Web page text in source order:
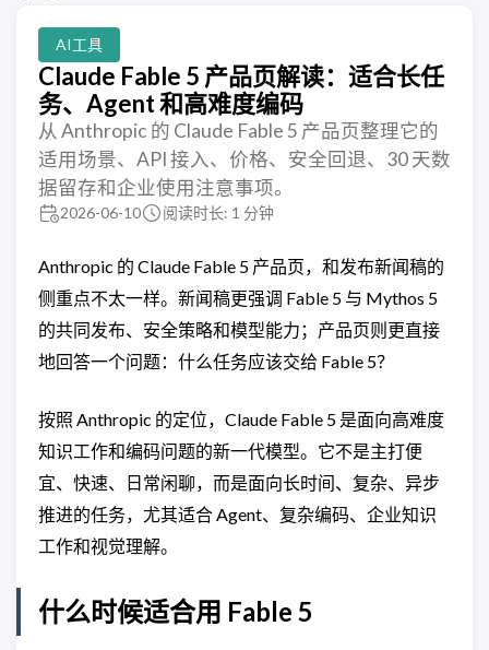
AI工具
Claude Fable 5 产品页解读：适合长任
务、Agent 和高难度编码
从 Anthropic 的 Claude Fable 5 产品页整理它的
适用场景、API 接入、价格、安全回退、30 天数
据留存和企业使用注意事项。
2026-06-10 阅读时长: 1 分钟
Anthropic 的 Claude Fable 5 产品页，和发布新闻稿的
侧重点不太一样。新闻稿更强调 Fable 5 与 Mythos 5
的共同发布、安全策略和模型能力；产品页则更直接
地回答一个问题：什么任务应该交给 Fable 5？
按照 Anthropic 的定位，Claude Fable 5 是面向高难度
知识工作和编码问题的新一代模型。它不是主打便
宜、快速、日常闲聊，而是面向长时间、复杂、异步
推进的任务，尤其适合 Agent、复杂编码、企业知识
工作和视觉理解。
什么时候适合用 Fable 5